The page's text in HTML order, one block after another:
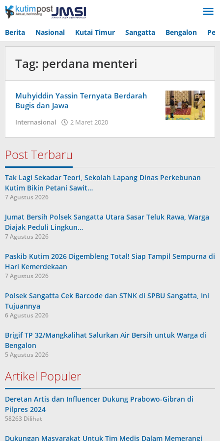
Lewati
ke
Berita Nasional Kutai Timur Sangatta Bengalon
Tag: perdana menteri
Muhyiddin Yassin Ternyata Berdarah
Bugis dan Jawa
Internasional 2 Maret 2020
Post Terbaru
Tak Lagi Sekadar Teori, Sekolah Lapang Dinas Perkebunan
Kutim Bikin Petani Sawit…
7 Agustus 2026
Jumat Bersih Polsek Sangatta Utara Sasar Teluk Rawa, Warga
Diajak Peduli Lingkun…
7 Agustus 2026
Paskib Kutim 2026 Digembleng Total! Siap Tampil Sempurna di
Hari Kemerdekaan
7 Agustus 2026
Polsek Sangatta Cek Barcode dan STNK di SPBU Sangatta, Ini
Tujuannya
6 Agustus 2026
Brigif TP 32/Mangkalihat Salurkan Air Bersih untuk Warga di
Bengalon
5 Agustus 2026
Artikel Populer
Deretan Artis dan Influencer Dukung Prabowo-Gibran di
Pilpres 2024
58263 Dilihat
Dukungan Masyarakat Untuk Tim Medis Dalam Memerangi